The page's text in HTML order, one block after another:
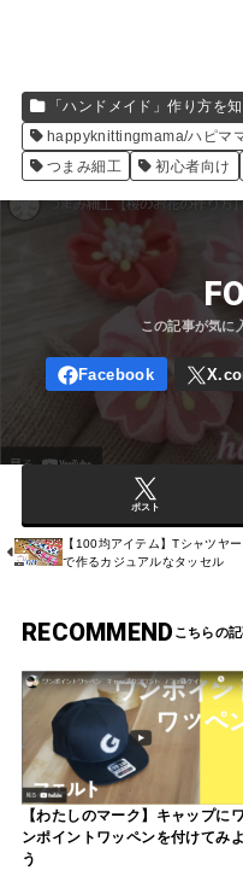
「ハンドメイド」作り方を
happyknittingmama/ハピマ
つまみ細工
初心者向け
ポスト
【100均アイテム】Tシャツヤー
で作るカジュアルなタッセル
RECOMMEND
【わたしのマーク】キャップにワ
ンポイントワッペンを付けてみよ
う